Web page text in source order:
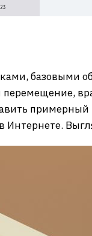
базовыми
перемещение,
примерный